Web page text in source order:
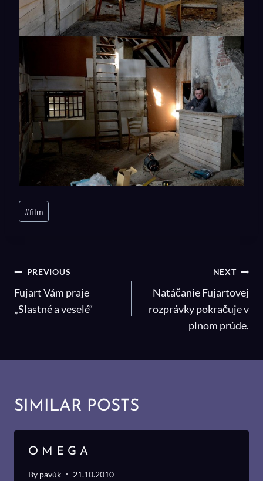
Post
Tags:
#film
NAVIGÁCIA
V
ČLÁNKU
PREVIOUS
Fujart Vám praje
„Slastné a veselé“
NEXT
Natáčanie Fujartovej
rozprávky pokračuje v
plnom prúde.
SIMILAR POSTS
O M E G A
By pavúk 21.10.2010